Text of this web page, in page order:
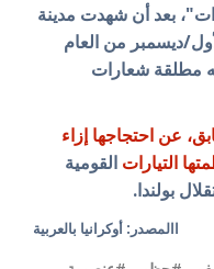
بعد أن شهدت مدينة
في 10 كانون الأول/ديسمبر من العام
مطلقة شعارات
عن احتجاجها إزاء
التيارات القومية
االمصدر: أوكرانيا بالعربية